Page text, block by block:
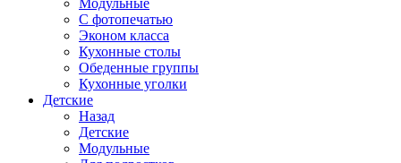
Модульные
С фотопечатью
Эконом класса
Кухонные столы
Обеденные группы
Кухонные уголки
Детские
Назад
Детские
Модульные